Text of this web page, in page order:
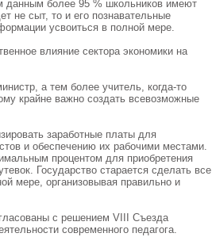
данным более 95 % школьников имеют
не сыт, то и его познавательные
усвоиться в полной мере.
влияние сектора экономики на
а тем более учитель, когда-то
крайне важно создать всевозможные
заработные платы для
и обеспечению их рабочими местами.
процентом для приобретения
Государство старается сделать все
мере, организовывая правильно и
с решением VIII Съезда
современного педагога.